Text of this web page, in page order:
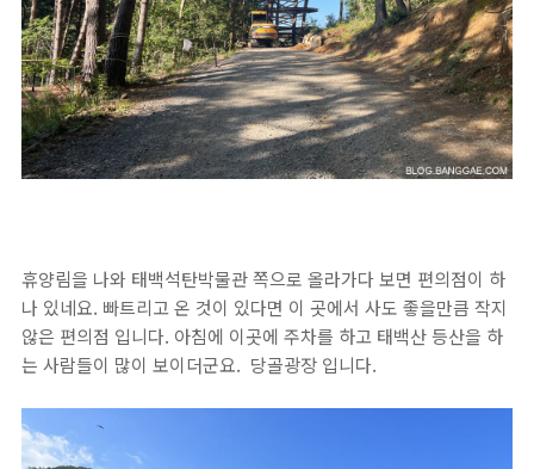
휴양림을 나와 태백석탄박물관 쪽으로 올라가다 보면 편의점이 하
나 있네요. 빠트리고 온 것이 있다면 이 곳에서 사도 좋을만큼 작지
않은 편의점 입니다. 아침에 이곳에 주차를 하고 태백산 등산을 하
는 사람들이 많이 보이더군요. 당골광장 입니다.